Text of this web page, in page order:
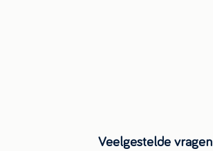
Veelgestelde vragen